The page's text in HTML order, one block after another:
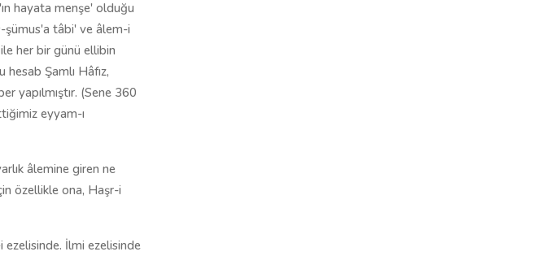
hayata menşe' olduğu
şümus'a tâbi' ve âlem-i
her bir günü ellibin
Şamlı Hâfız,
yapılmıştır. (Sene 360
eyyam-ı
âlemine giren ne
özellikle ona, Haşr-i
ezelisinde. İlmi ezelisinde